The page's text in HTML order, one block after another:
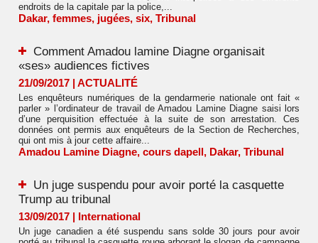
endroits de la capitale par la police,...
Dakar, femmes, jugées, six, Tribunal
Comment Amadou lamine Diagne organisait
«ses» audiences fictives
21/09/2017 | ACTUALITÉ
Les enquêteurs numériques de la gendarmerie nationale ont fait «
parler » l’ordinateur de travail de Amadou Lamine Diagne saisi lors
d’une perquisition effectuée à la suite de son arrestation. Ces
données ont permis aux enquêteurs de la Section de Recherches,
qui ont mis à jour cette affaire...
Amadou Lamine Diagne, cours dapell, Dakar, Tribunal
Un juge suspendu pour avoir porté la casquette
Trump au tribunal
13/09/2017 | International
Un juge canadien a été suspendu sans solde 30 jours pour avoir